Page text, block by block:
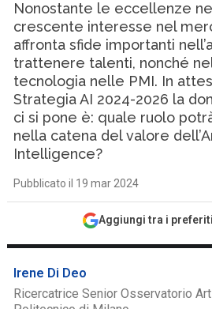
Nonostante le eccellenze
crescente interesse nel
affronta sfide importanti
trattenere talenti, nonché
tecnologia nelle PMI. In
Strategia AI 2024-2026 la
ci si pone è: quale ruolo
nella catena del valore
Intelligence?
Pubblicato il 19 mar 2024
Aggiungi tra i
Irene Di Deo
Ricercatrice Senior Osservatorio